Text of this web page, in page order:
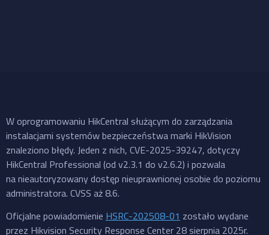
W oprogramowaniu HikCentral służącym do zarządzania
instalacjami systemów bezpieczeństwa marki HikVision
znaleziono błędy. Jeden z nich, CVE-2025-39247, dotyczy
HikCentral Professional (od v2.3.1 do v2.6.2) i pozwala
na nieautoryzowany dostęp nieuprawnionej osobie do poziomu
administratora. CVSS aż 8.6.
Oficjalne powiadomienie HSRC-202508-01 zostało wydane
przez Hikvision Security Response Center 28 sierpnia 2025r.